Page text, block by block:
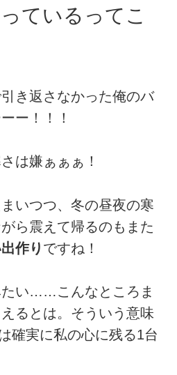
ているってこ
き返さなかった俺のバ
ー！！！
は嫌ぁぁぁ！
いつつ、冬の昼夜の寒
ら震えて帰るのもまた
作り ですね！
い……こんなところま
るとは。そういう意味
確実に私の心に残る1台